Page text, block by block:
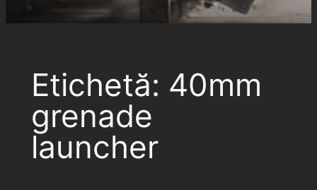
Etichetă: 40mm
grenade
launcher